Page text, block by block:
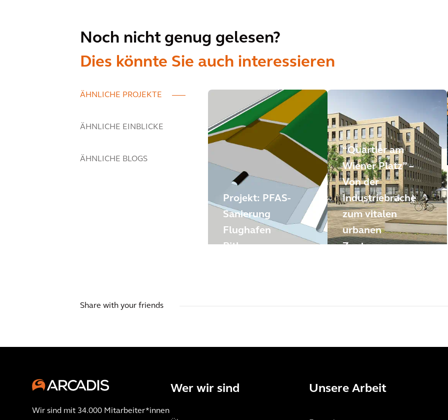
Noch nicht genug gelesen?
Dies könnte Sie auch interessieren
ÄHNLICHE PROJEKTE
ÄHNLICHE EINBLICKE
ÄHNLICHE BLOGS
Projekt: PFAS-
Sanierung
Flughafen
Bitburg
“Quartier am
Wiener Platz” –
Von der
Industriebrache
zum vitalen
urbanen
Zentrum
Share with your friends
Wir sind mit 34.000 Mitarbeiter*innen
Wer wir sind Unsere Arbeit